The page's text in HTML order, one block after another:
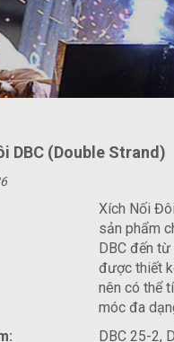
DBC (Double Strand)
Xích Nối
sản phẩm
DBC đến từ
được thiết
nên có thể
móc đa
DBC 25-2,